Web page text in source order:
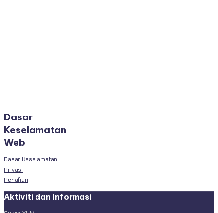
Dasar
Keselamatan
Web
Dasar Keselamatan
Privasi
Penafian
Aktiviti dan Informasi